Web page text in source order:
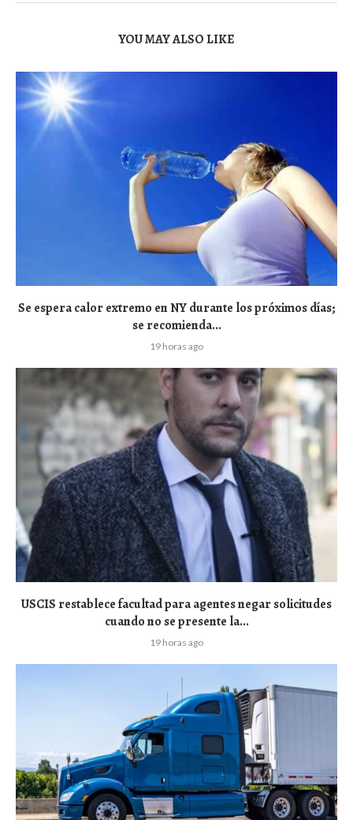
YOU MAY ALSO LIKE
Se espera calor extremo en NY durante los próximos días;
se recomienda...
19 horas ago
USCIS restablece facultad para agentes negar solicitudes
cuando no se presente la...
19 horas ago